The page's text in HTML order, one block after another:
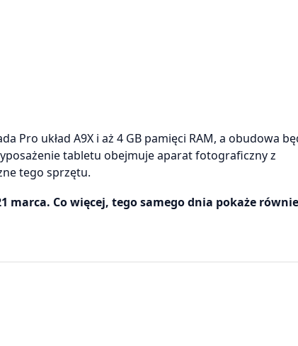
Pro układ A9X i aż 4 GB pamięci RAM, a obudowa
tabletu obejmuje aparat fotograficzny z
tego sprzętu.
marca. Co więcej, tego samego dnia pokaże